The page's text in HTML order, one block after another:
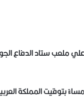
ملعب ستاد الدفاع
بتوقيت المملكة